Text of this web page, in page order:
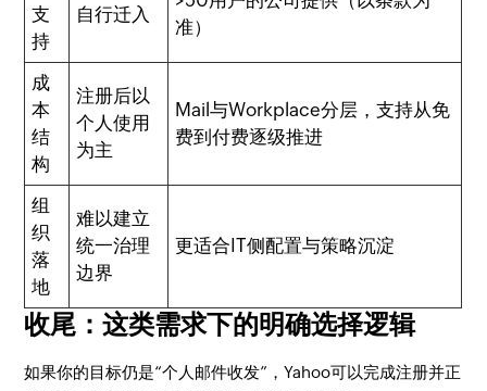
支
持
自行迁入
准）
成
本
结
构
注册后以
个人使用
为主
Mail与Workplace分层，支持从免
费到付费逐级推进
组
织
落
地
难以建立
统一治理
边界
更适合IT侧配置与策略沉淀
收尾：这类需求下的明确选择逻辑
如果你的目标仍是“个人邮件收发”，Yahoo可以完成注册并正